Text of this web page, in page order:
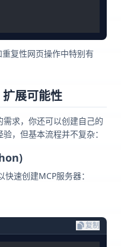
复性网页操作中特别有
展可能性
求，你还可以创建自己的
，但基本流程并不复杂：
速创建MCP服务器：
复制